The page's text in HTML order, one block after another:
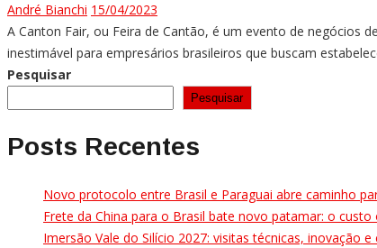
André Bianchi 15/04/2023
A Canton Fair, ou Feira de Cantão, é um evento de negócios
inestimável para empresários brasileiros que buscam
Pesquisar
Pesquisar
Posts Recentes
Novo protocolo entre Brasil e Paraguai abre caminho
Frete da China para o Brasil bate novo patamar: o
Imersão Vale do Silício 2027: visitas técnicas, inovação